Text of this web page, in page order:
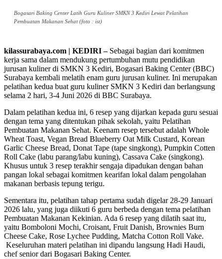
Bogasari Baking Center Latih Guru Kuliner SMKN 3 Kediri Lewat Pelatihan
Pembuatan Makanan Sehat (foto : ist)
kilassurabaya.com | KEDIRI – Sebagai bagian dari komitmen
kerja sama dalam mendukung pertumbuhan mutu pendidikan
jurusan kuliner di SMKN 3 Kediri, Bogasari Baking Center (BBC)
Surabaya kembali melatih enam guru jurusan kuliner. Ini merupakan
pelatihan kedua buat guru kuliner SMKN 3 Kediri dan berlangsung
selama 2 hari, 3-4 Juni 2026 di BBC Surabaya.
Dalam pelatihan kedua ini, 6 resep yang dijarkan kepada guru sesuai
dengan tema yang ditentukan pihak sekolah, yaitu Pelatihan
Pembuatan Makanan Sehat. Keenam resep tersebut adalah Whole
Wheat Toast, Vegan Bread Blueberry Oat Milk Custard, Korean
Garlic Cheese Bread, Donat Tape (tape singkong), Pumpkin Cotten
Roll Cake (labu parang/labu kuning), Cassava Cake (singkong).
Khusus untuk 3 resep terakhir sengaja dipadukan dengan bahan
pangan lokal sebagai komitmen kearifan lokal dalam pengolahan
makanan berbasis tepung terigu.
Sementara itu, pelatihan tahap pertama sudah digelar 28-29 Januari
2026 lalu, yang juga diikuti 6 guru berbeda dengan tema pelatihan
Pembuatan Makanan Kekinian. Ada 6 resep yang dilatih saat itu,
yaitu Bomboloni Mochi, Croisant, Fruit Danish, Brownies Burn
Cheese Cake, Rose Lychee Pudding, Matcha Cotton Roll Vake.
Keseluruhan materi pelatihan ini dipandu langsung Hadi Haudi,
chef senior dari Bogasari Baking Center.